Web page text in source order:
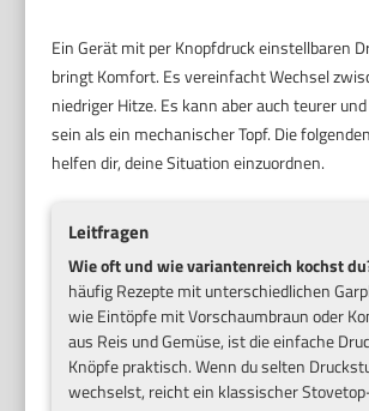
Ein Gerät mit per Knopfdruck einstellbaren
bringt Komfort. Es vereinfacht Wechsel
niedriger Hitze. Es kann aber auch teurer
sein als ein mechanischer Topf. Die
helfen dir, deine Situation einzuordnen.
Leitfragen
Wie oft und wie variantenreich kochst
häufig Rezepte mit unterschiedlichen
wie Eintöpfe mit Vorschaumbraun oder
aus Reis und Gemüse, ist die einfache
Knöpfe praktisch. Wenn du selten
wechselst, reicht ein klassischer